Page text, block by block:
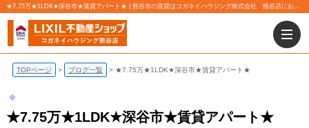
★7.75万★1LDK★深谷市★賃貸アパート★ | 熊谷市の賃貸はコガネイハウジング株式会社 熊谷店にお任せ下さい！
TOPページ ブログ一覧 ★7.75万★1LDK★深谷市★賃貸アパート★
★7.75万★1LDK★深谷市★賃貸アパート★